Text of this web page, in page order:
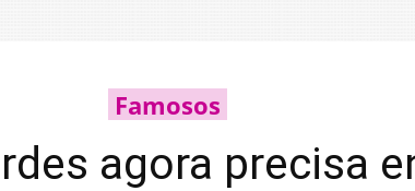
Famosos
agora precisa